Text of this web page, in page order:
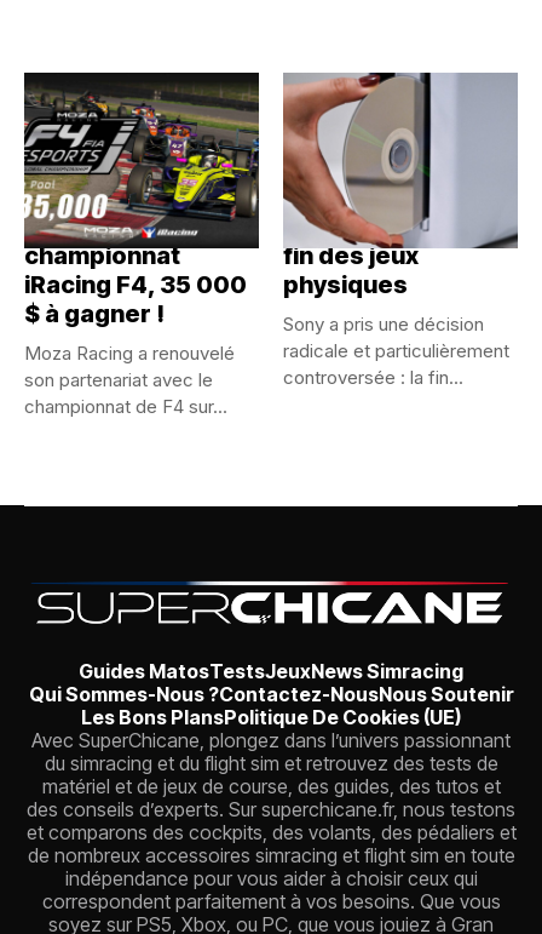
Moza sponsorise le
championnat
iRacing F4, 35 000
$ à gagner !
Moza Racing a renouvelé
son partenariat avec le
championnat de F4 sur...
PlayStation signe la
fin des jeux
physiques
Sony a pris une décision
radicale et particulièrement
controversée : la fin...
Guides MatosTestsJeuxNews Simracing
Qui Sommes-Nous ?Contactez-NousNous Soutenir
Les Bons PlansPolitique De Cookies (UE)
Avec SuperChicane, plongez dans l’univers passionnant
du simracing et du flight sim et retrouvez des tests de
matériel et de jeux de course, des guides, des tutos et
des conseils d’experts. Sur superchicane.fr, nous testons
et comparons des cockpits, des volants, des pédaliers et
de nombreux accessoires simracing et flight sim en toute
indépendance pour vous aider à choisir ceux qui
correspondent parfaitement à vos besoins. Que vous
soyez sur PS5, Xbox, ou PC, que vous jouiez à Gran